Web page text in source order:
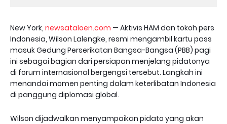
New York, newsataloen.com — Aktivis HAM dan tokoh pers
Indonesia, Wilson Lalengke, resmi mengambil kartu pass
masuk Gedung Perserikatan Bangsa-Bangsa (PBB) pagi
ini sebagai bagian dari persiapan menjelang pidatonya
di forum internasional bergengsi tersebut. Langkah ini
menandai momen penting dalam keterlibatan Indonesia
di panggung diplomasi global.
Wilson dijadwalkan menyampaikan pidato yang akan